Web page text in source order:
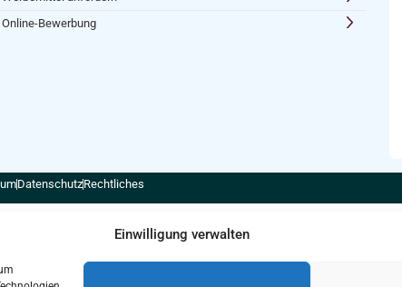
Einwilligung verwalten
Online-Bewerbung
DatenschutzRechtliches